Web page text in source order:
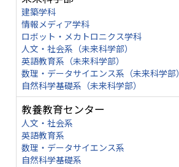
建築学科
情報メディア学科
ロボット・メカトロニクス学科
人文・社会系（未来科学部）
英語教育系（未来科学部）
数理・データサイエンス系（未来科学部）
自然科学基礎系（未来科学部）
教養教育センター
人文・社会系
英語教育系
数理・データサイエンス系
自然科学基礎系